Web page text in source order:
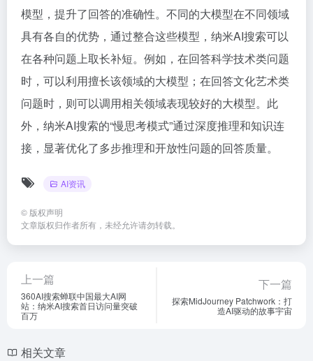
模型，提升了回答的准确性。不同的大模型在不同领域
具有各自的优势，通过整合这些模型，纳米AI搜索可以
在各种问题上取长补短。例如，在回答科学技术类问题
时，可以利用擅长该领域的大模型；在回答文化艺术类
问题时，则可以调用相关领域表现较好的大模型。此
外，纳米AI搜索的“慢思考模式”通过深度推理和知识连
接，显著优化了多步推理和开放性问题的回答质量。
AI资讯
© 版权声明
文章版权归作者所有，未经允许请勿转载。
上一篇
360AI搜索蝉联中国最大AI网
站：纳米AI搜索首日访问量突破
百万
下一篇
探索MidJourney Patchwork：打
造AI驱动的故事宇宙
相关文章